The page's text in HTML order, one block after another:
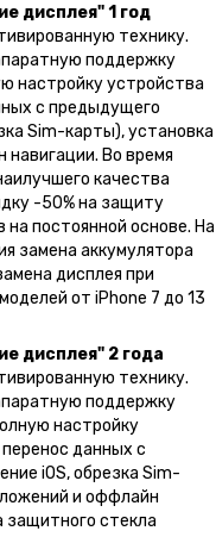
дисплея" 1 год
технику.
поддержку
настройку устройства
с предыдущего
Sim-карты), установка
Во время
качества
-50% на защиту
на постоянной основе. На
замена аккумулятора
дисплея при
от iPhone 7 до 13
дисплея" 2 года
технику.
поддержку
настройку
данных с
iOS, обрезка Sim-
и оффлайн
защитного стекла